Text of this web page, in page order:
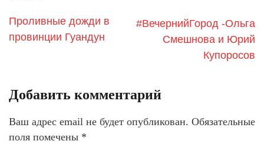
Проливные дожди в
провинции Гуандун
#ВечернийГород -Ольга
Смешнова и Юрий
Купоросов
Добавить комментарий
Ваш адрес email не будет опубликован. Обязательные
поля помечены *